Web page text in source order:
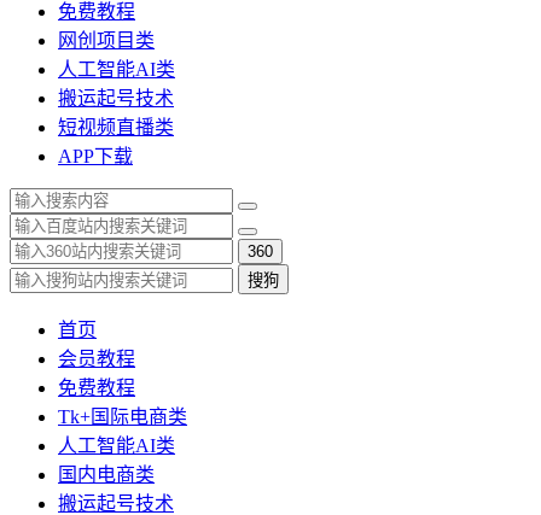
免费教程
网创项目类
人工智能AI类
搬运起号技术
短视频直播类
APP下载
360
搜狗
首页
会员教程
免费教程
Tk+国际电商类
人工智能AI类
国内电商类
搬运起号技术